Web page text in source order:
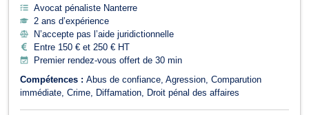
Avocat pénaliste Nanterre
2 ans d’expérience
N’accepte pas l’aide juridictionnelle
Entre 150 € et 250 € HT
Premier rendez-vous offert de 30 min
Compétences : Abus de confiance Agression Comparution
immédiate Crime Diffamation Droit pénal des affaires